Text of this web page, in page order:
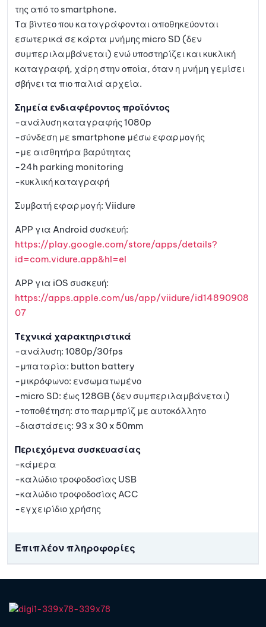
της από το smartphone.
Τα βίντεο που καταγράφονται αποθηκεύονται
εσωτερικά σε κάρτα μνήμης micro SD (δεν
συμπεριλαμβάνεται) ενώ υποστηρίζει και κυκλική
καταγραφή, χάρη στην οποία, όταν η μνήμη γεμίσει
σβήνει τα πιο παλιά αρχεία.
Σημεία ενδιαφέροντος προϊόντος
-ανάλυση καταγραφής 1080p
-σύνδεση με smartphone μέσω εφαρμογής
-με αισθητήρα βαρύτητας
-24h parking monitoring
-κυκλική καταγραφή
Συμβατή εφαρμογή: Viidure
APP για Android συσκευή:
https://play.google.com/store/apps/details?
id=com.vidure.app&hl=el
APP για iOS συσκευή:
https://apps.apple.com/us/app/viidure/id14890908
07
Τεχνικά χαρακτηριστικά
-ανάλυση: 1080p/30fps
-μπαταρία: button battery
-μικρόφωνο: ενσωματωμένο
-micro SD: έως 128GB (δεν συμπεριλαμβάνεται)
-τοποθέτηση: στο παρμπρίζ με αυτοκόλλητο
-διαστάσεις: 93 x 30 x 50mm
Περιεχόμενα συσκευασίας
-κάμερα
-καλώδιο τροφοδοσίας USB
-καλώδιο τροφοδοσίας ACC
-εγχειρίδιο χρήσης
Επιπλέον πληροφορίες